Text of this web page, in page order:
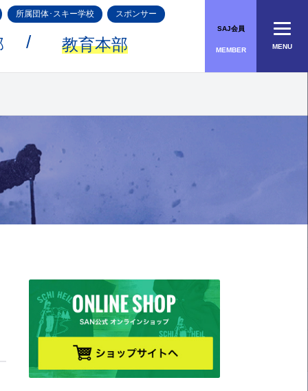
所属団体･スキー学校 スポンサー
教育本部
SAJ会員
MEMBER MENU